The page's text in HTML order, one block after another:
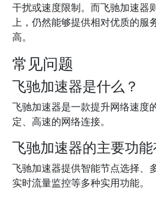
干扰或速度限制。而飞驰加速器
上，仍然能够提供相对优质的服
高。
常见问题
飞驰加速器是什么？
飞驰加速器是一款提升网络速度
定、高速的网络连接。
飞驰加速器的主要功能
飞驰加速器提供智能节点选择、
实时流量监控等多种实用功能。